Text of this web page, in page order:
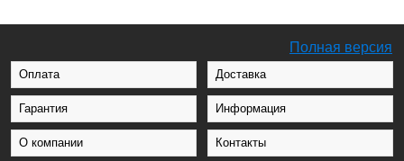
Полная версия
Оплата Доставка
Гарантия Информация
О компании Контакты